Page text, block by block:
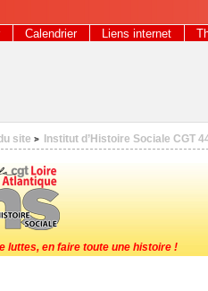
Calendrier Liens internet
site > Institut d’Histoire Sociale CGT
luttes, en faire toute une histoire !